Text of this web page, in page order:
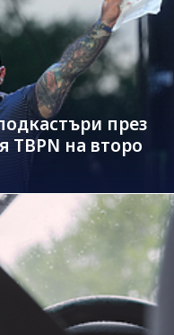
през
TBPN на второ